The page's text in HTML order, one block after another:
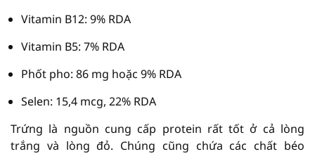
Vitamin B12: 9% RDA
Vitamin B5: 7% RDA
Phốt pho: 86 mg hoặc 9% RDA
Selen: 15,4 mcg, 22% RDA
Trứng là nguồn cung cấp protein rất tốt ở cả lòng
trắng và lòng đỏ. Chúng cũng chứa các chất béo